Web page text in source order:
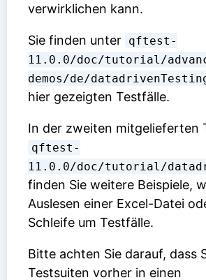
verwirklichen kann.
Sie finden unter qftest-
11.0.0/doc/tutorial/
demos/de/
hier gezeigten Testfälle.
In der zweiten mitgelieferten
qftest-
11.0.0/doc/tutorial/
finden Sie weitere Beispiele,
Auslesen einer Excel-Datei
Schleife um Testfälle.
Bitte achten Sie darauf, dass
Testsuiten vorher in einen